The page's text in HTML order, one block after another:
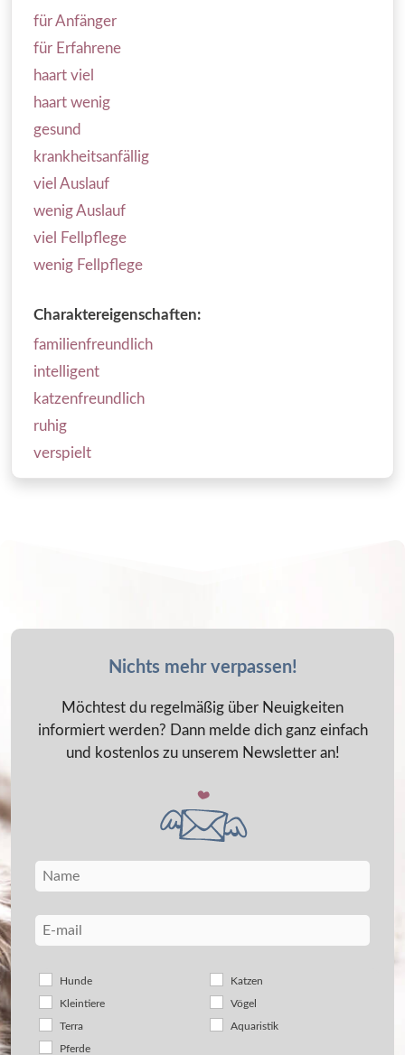
für Anfänger
für Erfahrene
haart viel
haart wenig
gesund
krankheitsanfällig
viel Auslauf
wenig Auslauf
viel Fellpflege
wenig Fellpflege
Charaktereigenschaften:
familienfreundlich
intelligent
katzenfreundlich
ruhig
verspielt
Nichts mehr verpassen!
Möchtest du regelmäßig über Neuigkeiten
informiert werden? Dann melde dich ganz einfach
und kostenlos zu unserem Newsletter an!
Hunde
Kleintiere
Terra
Pferde
Katzen
Vögel
Aquaristik